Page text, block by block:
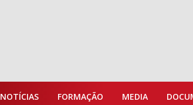
NOTÍCIAS FORMAÇÃO MEDIA